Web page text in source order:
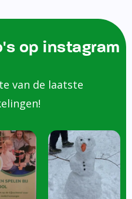
op instagram
van de laatste